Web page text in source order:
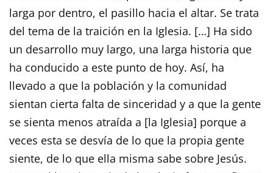
larga por dentro, el pasillo hacia el altar. Se trata
del tema de la traición en la Iglesia. […] Ha sido
un desarrollo muy largo, una larga historia que
ha conducido a este punto de hoy. Así, ha
llevado a que la población y la comunidad
sientan cierta falta de sinceridad y a que la gente
se sienta menos atraída a [la Iglesia] porque a
veces esta se desvía de lo que la propia gente
siente, de lo que ella misma sabe sobre Jesús.